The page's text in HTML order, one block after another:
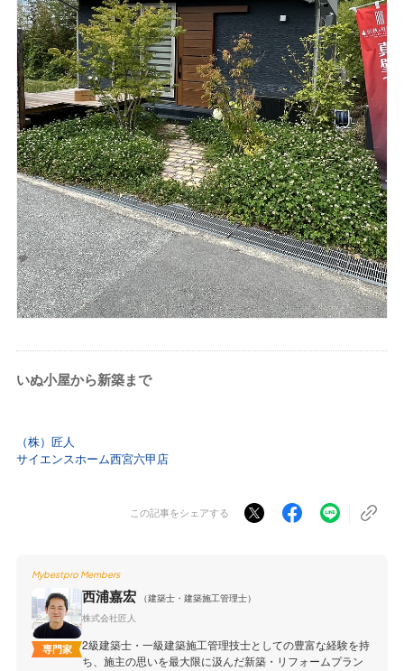
いぬ小屋から新築まで
（株）匠人
サイエンスホーム西宮六甲店
この記事をシェアする
Mybestpro Members
専門家
西浦嘉宏
（建築士・建築施工管理士）
株式会社匠人
2級建築士・一級建築施工管理技士としての豊富な経験を持
ち、施主の思いを最大限に汲んだ新築・リフォームプラン